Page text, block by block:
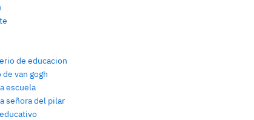
de educacion
de van gogh
escuela
señora del pilar